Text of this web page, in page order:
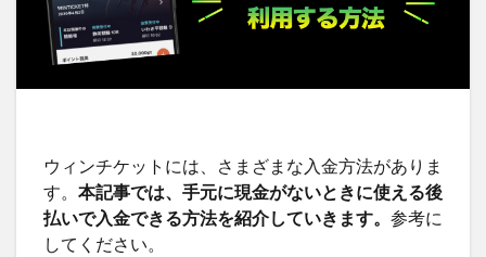
ウィンチケットには、さまざまな入金方法がありま
す。 本記事では、手元に現金がないときに使える後
払いで入金できる方法を紹介していきます。 参考に
してください。